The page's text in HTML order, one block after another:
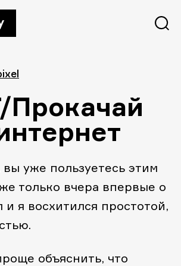
Прокачай
уже пользуетесь этим
только вчера впервые о
я восхитился простотой,
объяснить, что